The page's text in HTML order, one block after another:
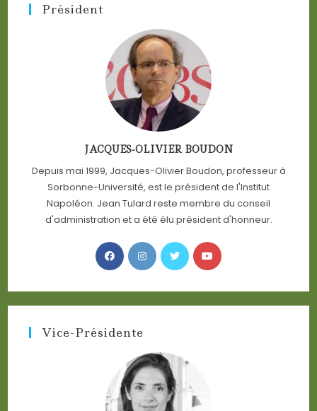
Président
JACQUES-OLIVIER BOUDON
Depuis mai 1999, Jacques-Olivier Boudon, professeur à
Sorbonne-Université, est le président de l'Institut
Napoléon. Jean Tulard reste membre du conseil
d'administration et a été élu président d'honneur.
Opens
in
new
Opens
in
new
Opens
in
new
Opens
new
Vice-Présidente